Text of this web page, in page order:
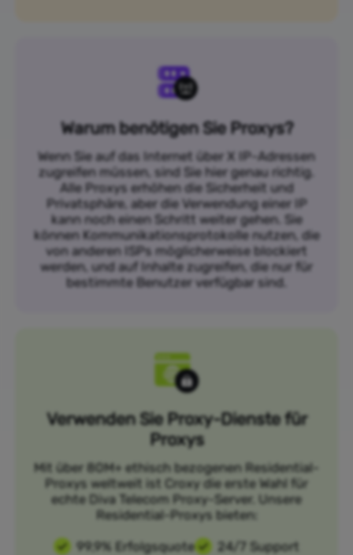
Warum benötigen Sie Proxys?
Wenn Sie auf das Internet über X IP-Adressen
zugreifen müssen, sind Sie hier genau richtig.
Alle Proxys erhöhen die Sicherheit und
Privatsphäre, aber die Verwendung einer IP
kann noch einen Schritt weiter gehen. Sie
können Kommunikationsprotokolle nutzen, die
von anderen ISPs möglicherweise blockiert
werden, und auf Inhalte zugreifen, die nur für
bestimmte Benutzer verfügbar sind.
Verwenden Sie Proxy-Dienste für
Proxys
Mit über 80M+ ethisch bezogenen Residential-
Proxys weltweit ist Croxy die erste Wahl für
echte Diva Telecom Proxy-Server. Unsere
Residential-Proxys bieten:
99,9% Erfolgsquote
24/7 Support